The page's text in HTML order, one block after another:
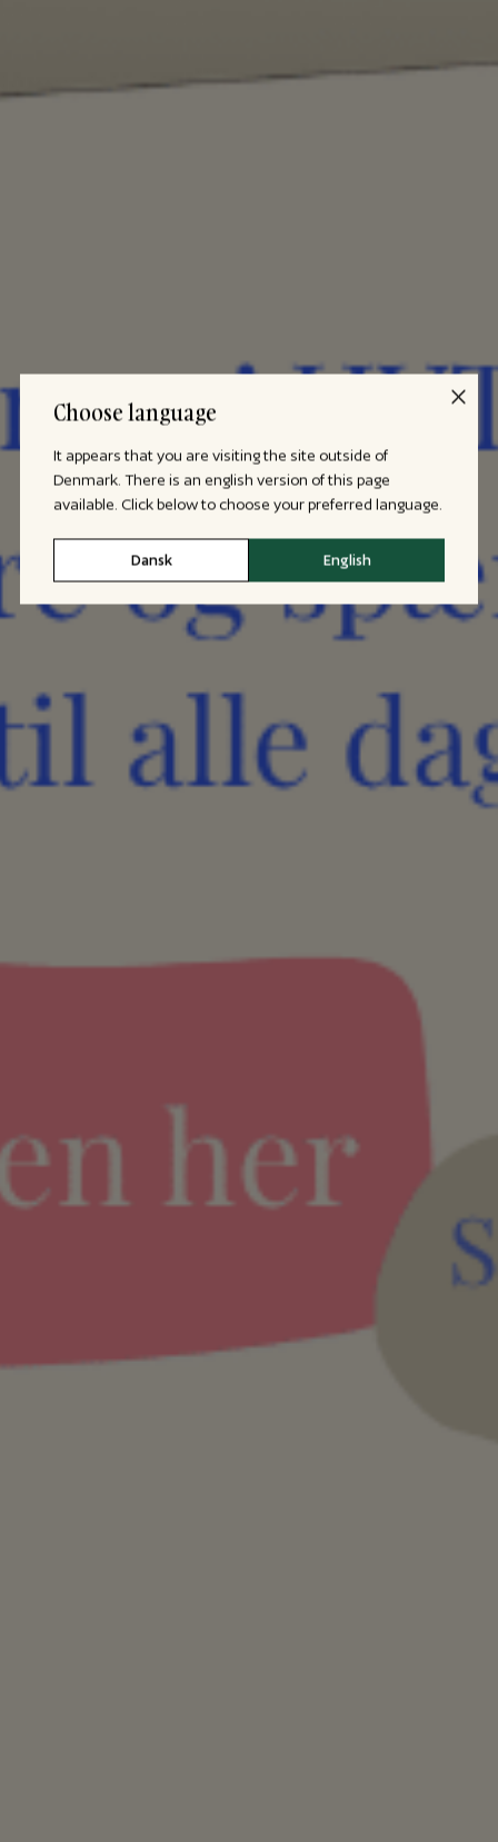
Choose language
It appears that you are visiting the site outside of
Denmark. There is an english version of this page
available. Click below to choose your preferred language.
Dansk English